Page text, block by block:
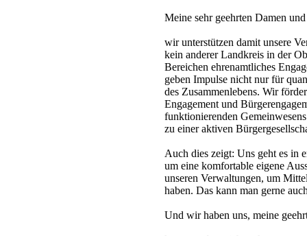
Meine sehr geehrten Damen
wir unterstützen damit unsere
kein anderer Landkreis in der
Bereichen ehrenamtliches
geben Impulse nicht nur für
des Zusammenlebens. Wir
Engagement und
funktionierenden
zu einer aktiven
Auch dies zeigt: Uns geht es in
um eine komfortable eigene
unseren Verwaltungen, um
haben. Das kann man gerne
Und wir haben uns, meine